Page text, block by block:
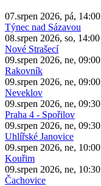
07.srpen 2026, pá, 14:00
Týnec nad Sázavou
08.srpen 2026, so, 14:00
Nové Strašecí
09.srpen 2026, ne, 09:00
Rakovník
09.srpen 2026, ne, 09:00
Neveklov
09.srpen 2026, ne, 09:30
Praha 4 - Spořilov
09.srpen 2026, ne, 09:30
Uhlířské Janovice
09.srpen 2026, ne, 10:00
Kouřim
09.srpen 2026, ne, 10:30
Čachovice